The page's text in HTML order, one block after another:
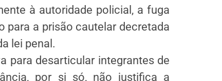
à autoridade policial, a fuga
para a prisão cautelar decretada
lei penal.
para desarticular integrantes de
por si só, não justifica a